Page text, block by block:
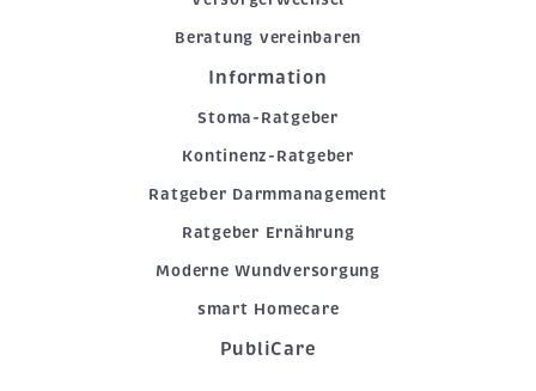
Beratung vereinbaren
Information
Stoma-Ratgeber
Kontinenz-Ratgeber
Ratgeber Darmmanagement
Ratgeber Ernährung
Moderne Wundversorgung
smart Homecare
PubliCare